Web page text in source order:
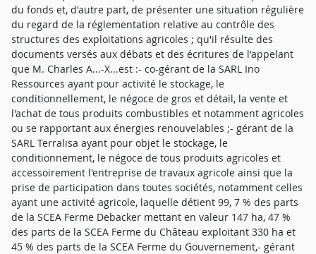
du fonds et, d'autre part, de présenter une situation régulière
du regard de la réglementation relative au contrôle des
structures des exploitations agricoles ; qu'il résulte des
documents versés aux débats et des écritures de l'appelant
que M. Charles A...-X...est :- co-gérant de la SARL Ino
Ressources ayant pour activité le stockage, le
conditionnellement, le négoce de gros et détail, la vente et
l'achat de tous produits combustibles et notamment agricoles
ou se rapportant aux énergies renouvelables ;- gérant de la
SARL Terralisa ayant pour objet le stockage, le
conditionnement, le négoce de tous produits agricoles et
accessoirement l'entreprise de travaux agricole ainsi que la
prise de participation dans toutes sociétés, notamment celles
ayant une activité agricole, laquelle détient 99, 7 % des parts
de la SCEA Ferme Debacker mettant en valeur 147 ha, 47 %
des parts de la SCEA Ferme du Château exploitant 330 ha et
45 % des parts de la SCEA Ferme du Gouvernement,- gérant